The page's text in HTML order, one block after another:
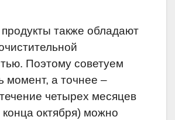
также обладают
Поэтому советуем
момент, а точнее –
четырех месяцев
октября) можно